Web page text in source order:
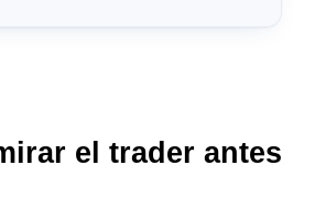
el trader antes